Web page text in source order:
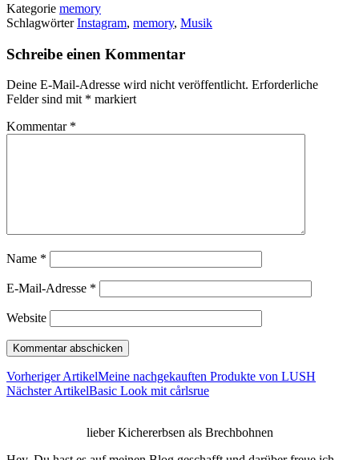
Kategorie memory
SchlagwörterInstagram, memory, Musik
Schreibe einen Kommentar
Deine E-Mail-Adresse wird nicht veröffentlicht. Erforderliche
Felder sind mit * markiert
Kommentar *
Name *
E-Mail-Adresse *
Website
Vorheriger ArtikelMeine nachgekauften Produkte von LUSH
Nächster ArtikelBasic Look mit cårlsrue
lieber Kichererbsen als Brechbohnen